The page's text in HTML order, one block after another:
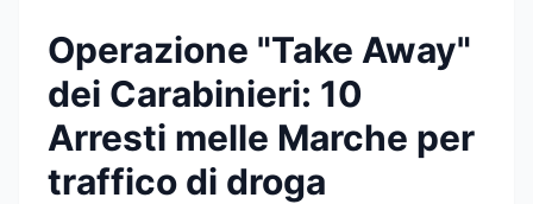
Operazione "Take Away"
dei Carabinieri: 10
Arresti melle Marche per
traffico di droga